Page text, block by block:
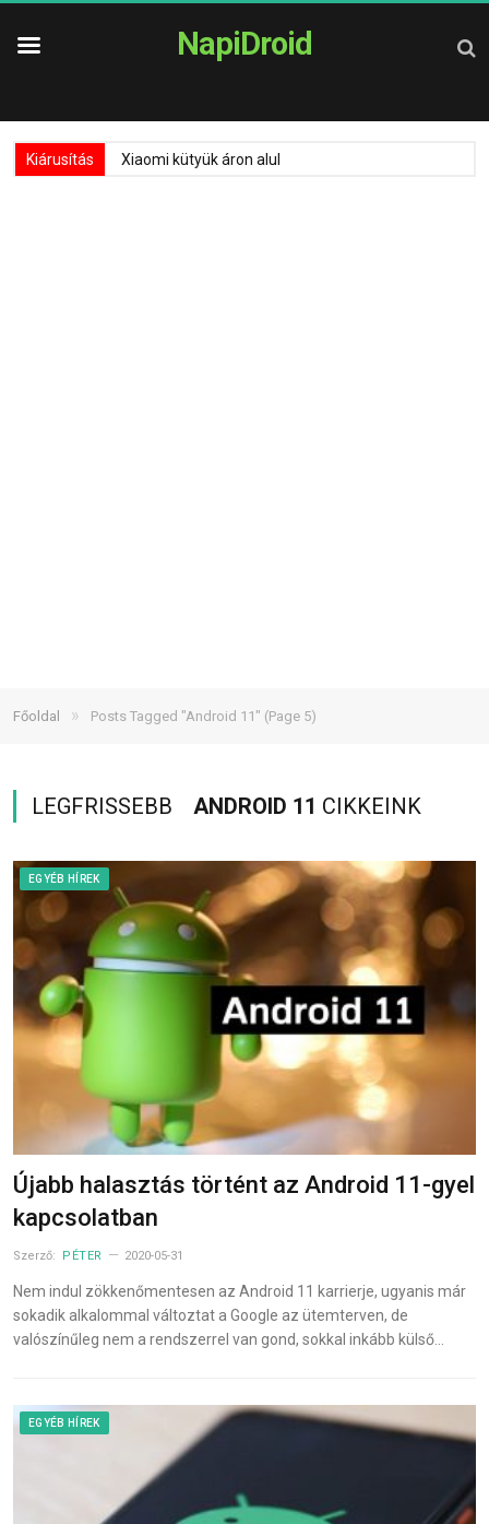
NapiDroid
Kiárusítás Xiaomi kütyük áron alul
Főoldal » Posts Tagged "Android 11" (Page 5)
LEGFRISSEBB ANDROID 11 CIKKEINK
EGYÉB HÍREK
Újabb halasztás történt az Android 11-gyel
kapcsolatban
Szerző: PÉTER 2020-05-31
Nem indul zökkenőmentesen az Android 11 karrierje, ugyanis már
sokadik alkalommal változtat a Google az ütemterven, de
valószínűleg nem a rendszerrel van gond, sokkal inkább külső…
EGYÉB HÍREK